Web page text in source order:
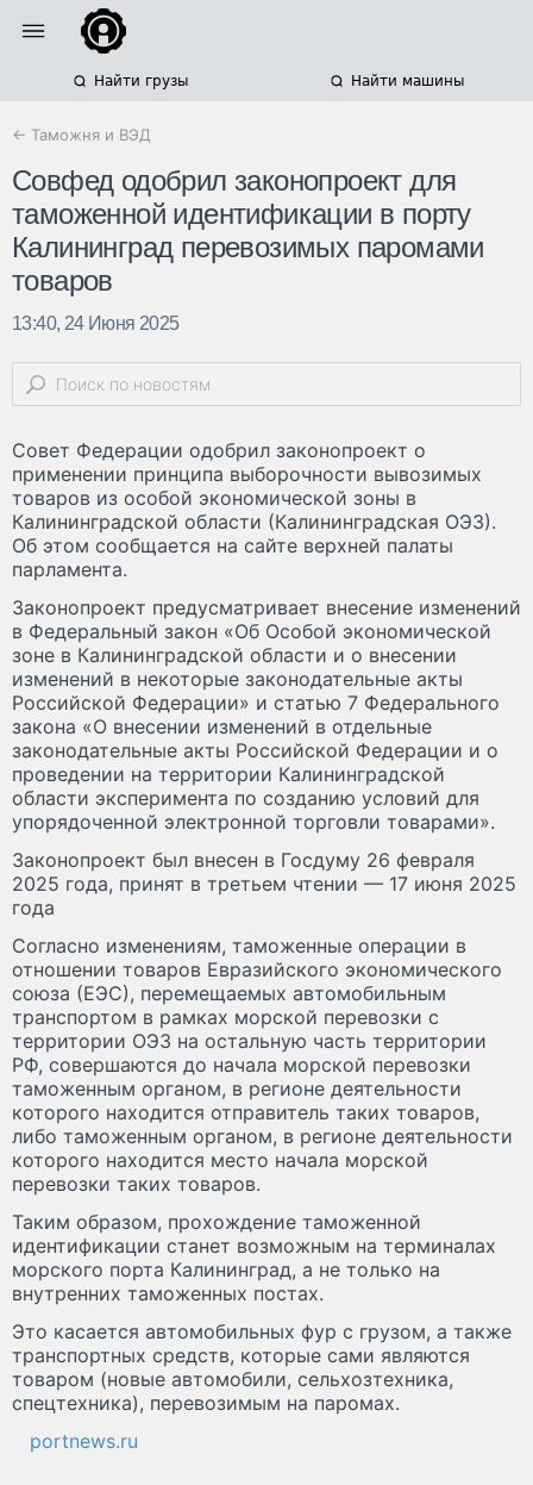
Найти грузы Найти машины
← Таможня и ВЭД
Совфед одобрил законопроект для
таможенной идентификации в порту
Калининград перевозимых паромами
товаров
13:40, 24 Июня 2025
Совет Федерации одобрил законопроект о
применении принципа выборочности вывозимых
товаров из особой экономической зоны в
Калининградской области (Калининградская ОЭЗ).
Об этом сообщается на сайте верхней палаты
парламента.
Законопроект предусматривает внесение изменений
в Федеральный закон «Об Особой экономической
зоне в Калининградской области и о внесении
изменений в некоторые законодательные акты
Российской Федерации» и статью 7 Федерального
закона «О внесении изменений в отдельные
законодательные акты Российской Федерации и о
проведении на территории Калининградской
области эксперимента по созданию условий для
упорядоченной электронной торговли товарами».
Законопроект был внесен в Госдуму 26 февраля
2025 года, принят в третьем чтении — 17 июня 2025
года
Согласно изменениям, таможенные операции в
отношении товаров Евразийского экономического
союза (ЕЭС), перемещаемых автомобильным
транспортом в рамках морской перевозки с
территории ОЭЗ на остальную часть территории
РФ, совершаются до начала морской перевозки
таможенным органом, в регионе деятельности
которого находится отправитель таких товаров,
либо таможенным органом, в регионе деятельности
которого находится место начала морской
перевозки таких товаров.
Таким образом, прохождение таможенной
идентификации станет возможным на терминалах
морского порта Калининград, а не только на
внутренних таможенных постах.
Это касается автомобильных фур с грузом, а также
транспортных средств, которые сами являются
товаром (новые автомобили, сельхозтехника,
спецтехника), перевозимым на паромах.
portnews.ru